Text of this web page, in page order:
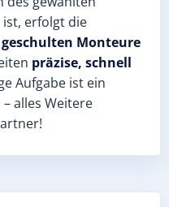
erfolgt die
geschulten Monteure
präzise, schnell
Aufgabe ist ein
alles Weitere